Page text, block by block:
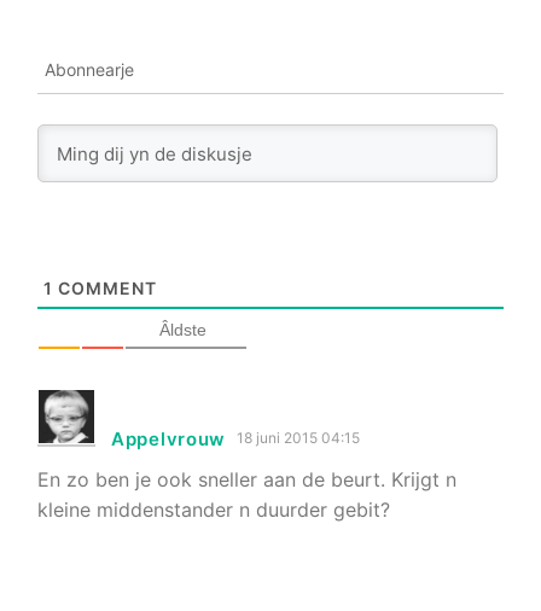
Abonnearje
1 COMMENT
Âldste
Appelvrouw 18 juni 2015 04:15
En zo ben je ook sneller aan de beurt. Krijgt n
kleine middenstander n duurder gebit?